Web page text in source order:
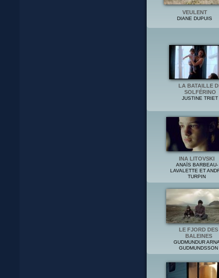
LE FJORD DES
BALEINES
GUDMUNDUR
GUDMUNDSSON
LA BATAILLE
SOLFÉRINO
JUSTINE TRIET
INA LITOVSKI
ANAÏS BARBEAU-
LAVALETTE ET
TURPIN
VEULENT
DIANE DUPUIS